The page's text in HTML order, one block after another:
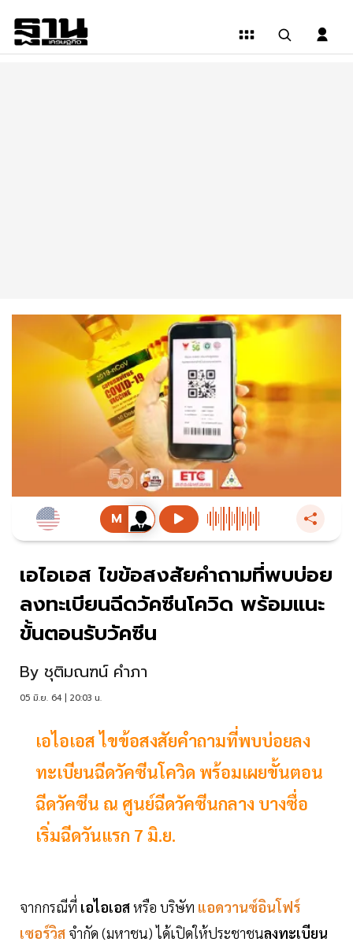
เอไอเอส ไขข้อสงสัยคำถามที่พบบ่อย
ลงทะเบียนฉีดวัคซีนโควิด พร้อมแนะ
ขั้นตอนรับวัคซีน
By ชุติมณฑน์ คำภา
05 มิ.ย. 64 | 20:03 น.
เอไอเอส ไขข้อสงสัยคำถามที่พบบ่อยลง
ทะเบียนฉีดวัคซีนโควิด พร้อมเผยขั้นตอน
ฉีดวัคซีน ณ ศูนย์ฉีดวัคซีนกลาง บางซื่อ
เริ่มฉีดวันแรก 7 มิ.ย.
จากกรณีที่ เอไอเอสหรือ บริษัท แอดวานซ์อินโฟร์
เซอร์วิส จำกัด (มหาชน) ได้เปิดให้ประชาชนลงทะเบียน